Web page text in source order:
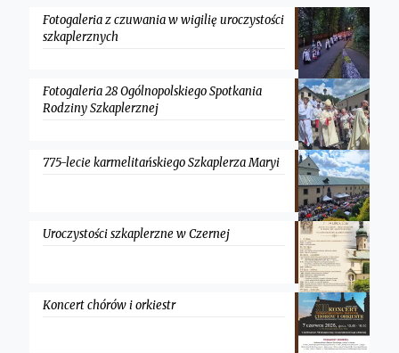
Fotogaleria z czuwania w wigilię uroczystości
szkaplerznych
Fotogaleria 28 Ogólnopolskiego Spotkania
Rodziny Szkaplerznej
775-lecie karmelitańskiego Szkaplerza Maryi
Uroczystości szkaplerzne w Czernej
Koncert chórów i orkiestr